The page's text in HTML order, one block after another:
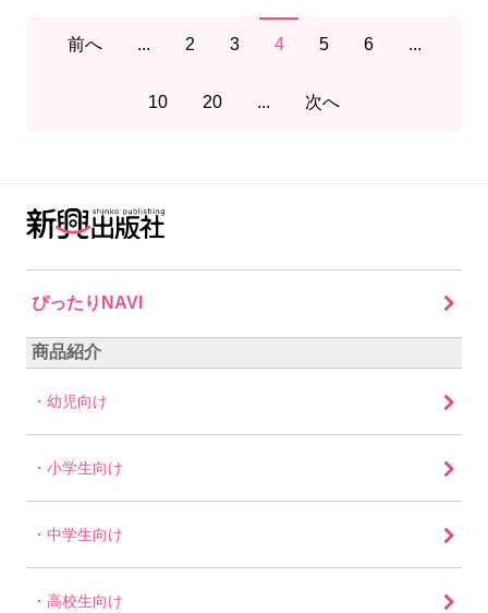
前へ ... 2 3 4 5 6 ...
10 20 ... 次へ
ぴったりNAVI
商品紹介
幼児向け
小学生向け
中学生向け
高校生向け